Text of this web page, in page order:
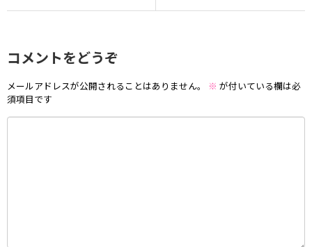
コメントをどうぞ
メールアドレスが公開されることはありません。 ※ が付いている欄は必
須項目です